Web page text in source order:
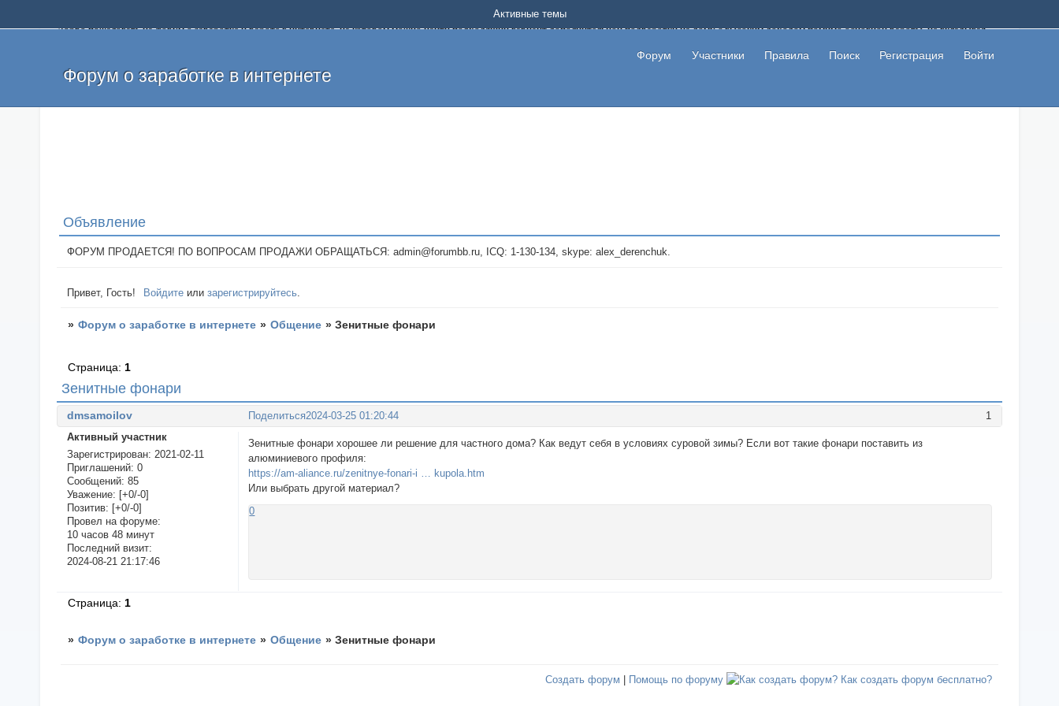
Добро пожаловать на форум о заработке и работе в интернете, на котором можно найти подходящий вариант дополнительной подработки на дому с высоким доходом помимо основной работы, не вкладывая
и оставлять свои отзывы. Если вы знаете, что определенный проект или сайт не платит, то указывайте в теме что это лохотрон, чтобы другие пользователи не попались на развод. Вы сможете начать зарабатывать
легкие деньги без вложений и регистрации уже сегодня. Создавайте новые темы, размещайте объявления со своими пригласительными ссылками и первая прибыль не заставит себя долго ждать.
Форум о заработке в интернете
Форум Участники Правила Поиск Регистрация Войти
Активные темы
Объявление
ФОРУМ ПРОДАЕТСЯ! ПО ВОПРОСАМ ПРОДАЖИ ОБРАЩАТЬСЯ: admin@forumbb.ru, ICQ: 1-130-134, skype: alex_derenchuk.
Привет, Гость! Войдите илизарегистрируйтесь.
» Форум о заработке в интернете » Общение »Зенитные фонари
Зенитные фонари
Страница: 1
Поделиться 1
2024-03-25 01:20:44
dmsamoilov
Активный участник
Зарегистрирован: 2021-02-11
Приглашений: 0
Сообщений: 85
Уважение: [+0/-0]
Позитив: [+0/-0]
Провел на форуме:
10 часов 48 минут
Последний визит:
2024-08-21 21:17:46
Зенитные фонари хорошее ли решение для частного дома? Как ведут себя в условиях суровой зимы? Если вот такие фонари поставить из
алюминиевого профиля:
https://am-aliance.ru/zenitnye-fonari-i … kupola.htm
Или выбрать другой материал?
0
Страница: 1
» Форум о заработке в интернете » Общение »Зенитные фонари
Создать форум Помощь по форуму